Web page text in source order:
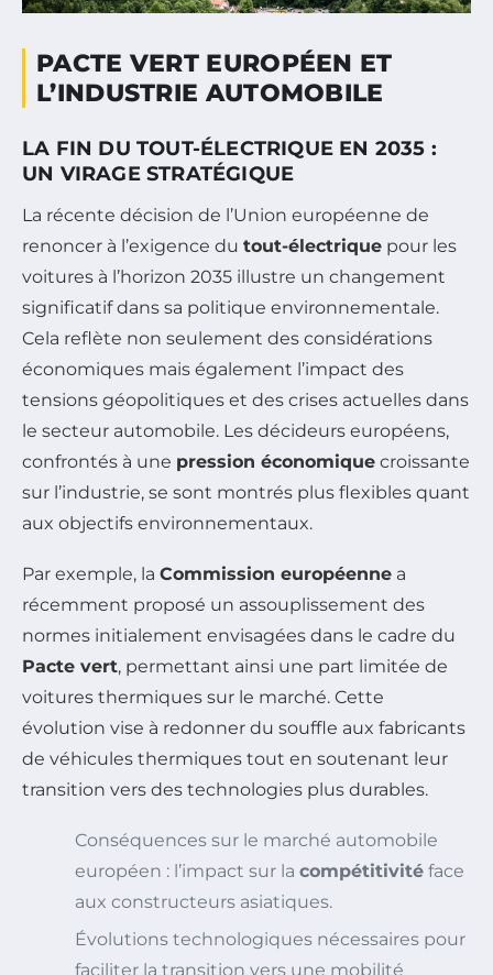
PACTE VERT EUROPÉEN ET
L’INDUSTRIE AUTOMOBILE
LA FIN DU TOUT-ÉLECTRIQUE EN 2035 :
UN VIRAGE STRATÉGIQUE
La récente décision de l’Union européenne de
renoncer à l’exigence du tout-électrique pour les
voitures à l’horizon 2035 illustre un changement
significatif dans sa politique environnementale.
Cela reflète non seulement des considérations
économiques mais également l’impact des
tensions géopolitiques et des crises actuelles dans
le secteur automobile. Les décideurs européens,
confrontés à une pression économique croissante
sur l’industrie, se sont montrés plus flexibles quant
aux objectifs environnementaux.
Par exemple, la Commission européenne a
récemment proposé un assouplissement des
normes initialement envisagées dans le cadre du
Pacte vert, permettant ainsi une part limitée de
voitures thermiques sur le marché. Cette
évolution vise à redonner du souffle aux fabricants
de véhicules thermiques tout en soutenant leur
transition vers des technologies plus durables.
Conséquences sur le marché automobile
européen : l’impact sur la compétitivité face
aux constructeurs asiatiques.
Évolutions technologiques nécessaires pour
faciliter la transition vers une mobilité